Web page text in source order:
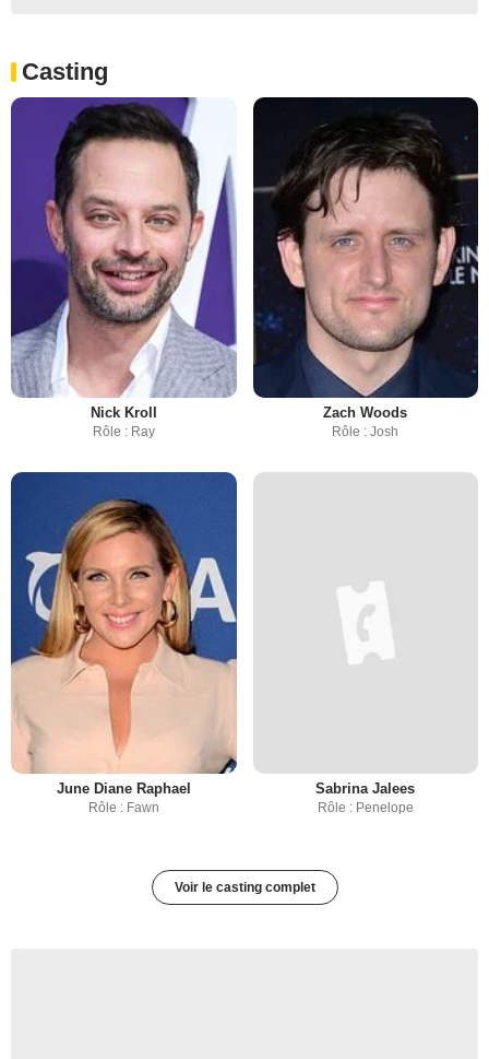
Casting
Nick Kroll
Rôle : Ray
Zach Woods
Rôle : Josh
June Diane Raphael
Rôle : Fawn
Sabrina Jalees
Rôle : Penelope
Voir le casting complet